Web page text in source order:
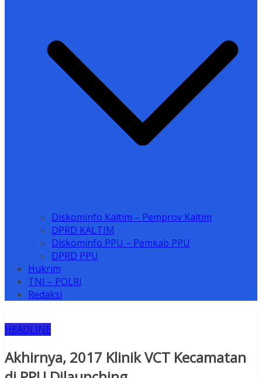
Diskominfo Kaltim – Pemprov Kaltim
DPRD KALTIM
Diskominfo PPU – Pemkab PPU
DPRD PPU
Hukrim
TNI – POLRI
Redaksi
HEADLINE
Akhirnya, 2017 Klinik VCT Kecamatan